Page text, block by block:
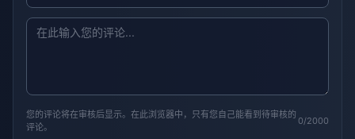
您的评论将在审核后显示。在此浏览器中，只有您自己能看到待审核的
评论。
0/2000